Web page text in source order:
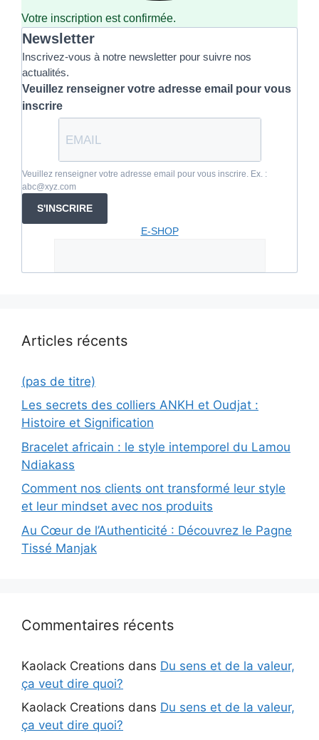
Votre inscription est confirmée.
Newsletter
Inscrivez-vous à notre newsletter pour suivre nos
actualités.
Veuillez renseigner votre adresse email pour vous
inscrire
Veuillez renseigner votre adresse email pour vous inscrire. Ex. :
abc@xyz.com
S'INSCRIRE
E-SHOP
Articles récents
(pas de titre)
Les secrets des colliers ANKH et Oudjat :
Histoire et Signification
Bracelet africain : le style intemporel du Lamou
Ndiakass
Comment nos clients ont transformé leur style
et leur mindset avec nos produits
Au Cœur de l’Authenticité : Découvrez le Pagne
Tissé Manjak
Commentaires récents
Kaolack Creations dans Du sens et de la valeur,
ça veut dire quoi?
Kaolack Creations dans Du sens et de la valeur,
ça veut dire quoi?